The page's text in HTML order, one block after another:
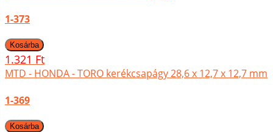
1-373
1.321 Ft
MTD - HONDA - TORO kerékcsapágy 28,6 x 12,7 x 12,7 mm
1-369